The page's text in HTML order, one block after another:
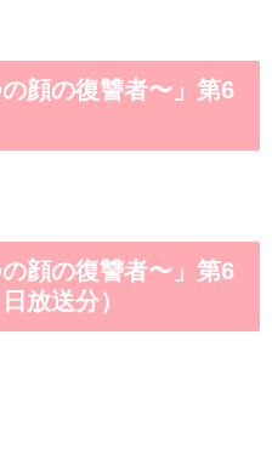
顔の復讐者〜」第6
顔の復讐者〜」第6
放送分）